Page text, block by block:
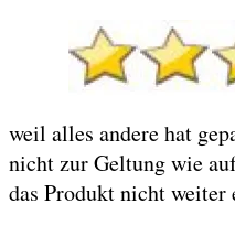
weil alles andere hat
nicht zur Geltung wie
das Produkt nicht weiter